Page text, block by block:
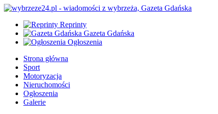
Reprinty
Gazeta Gdańska
Ogłoszenia
Strona główna
Sport
Motoryzacja
Nieruchomości
Ogłoszenia
Galerie